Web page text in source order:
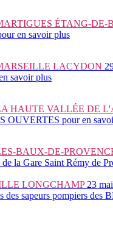
ÉTANG-DE-
en savoir plus
LACYDON
savoir plus
HAUTE VALLÉE DE
OUVERTES pour en
BAUX-DE-
la Gare Saint Rémy de
LONGCHAMP 23 mai
des sapeurs pompiers des